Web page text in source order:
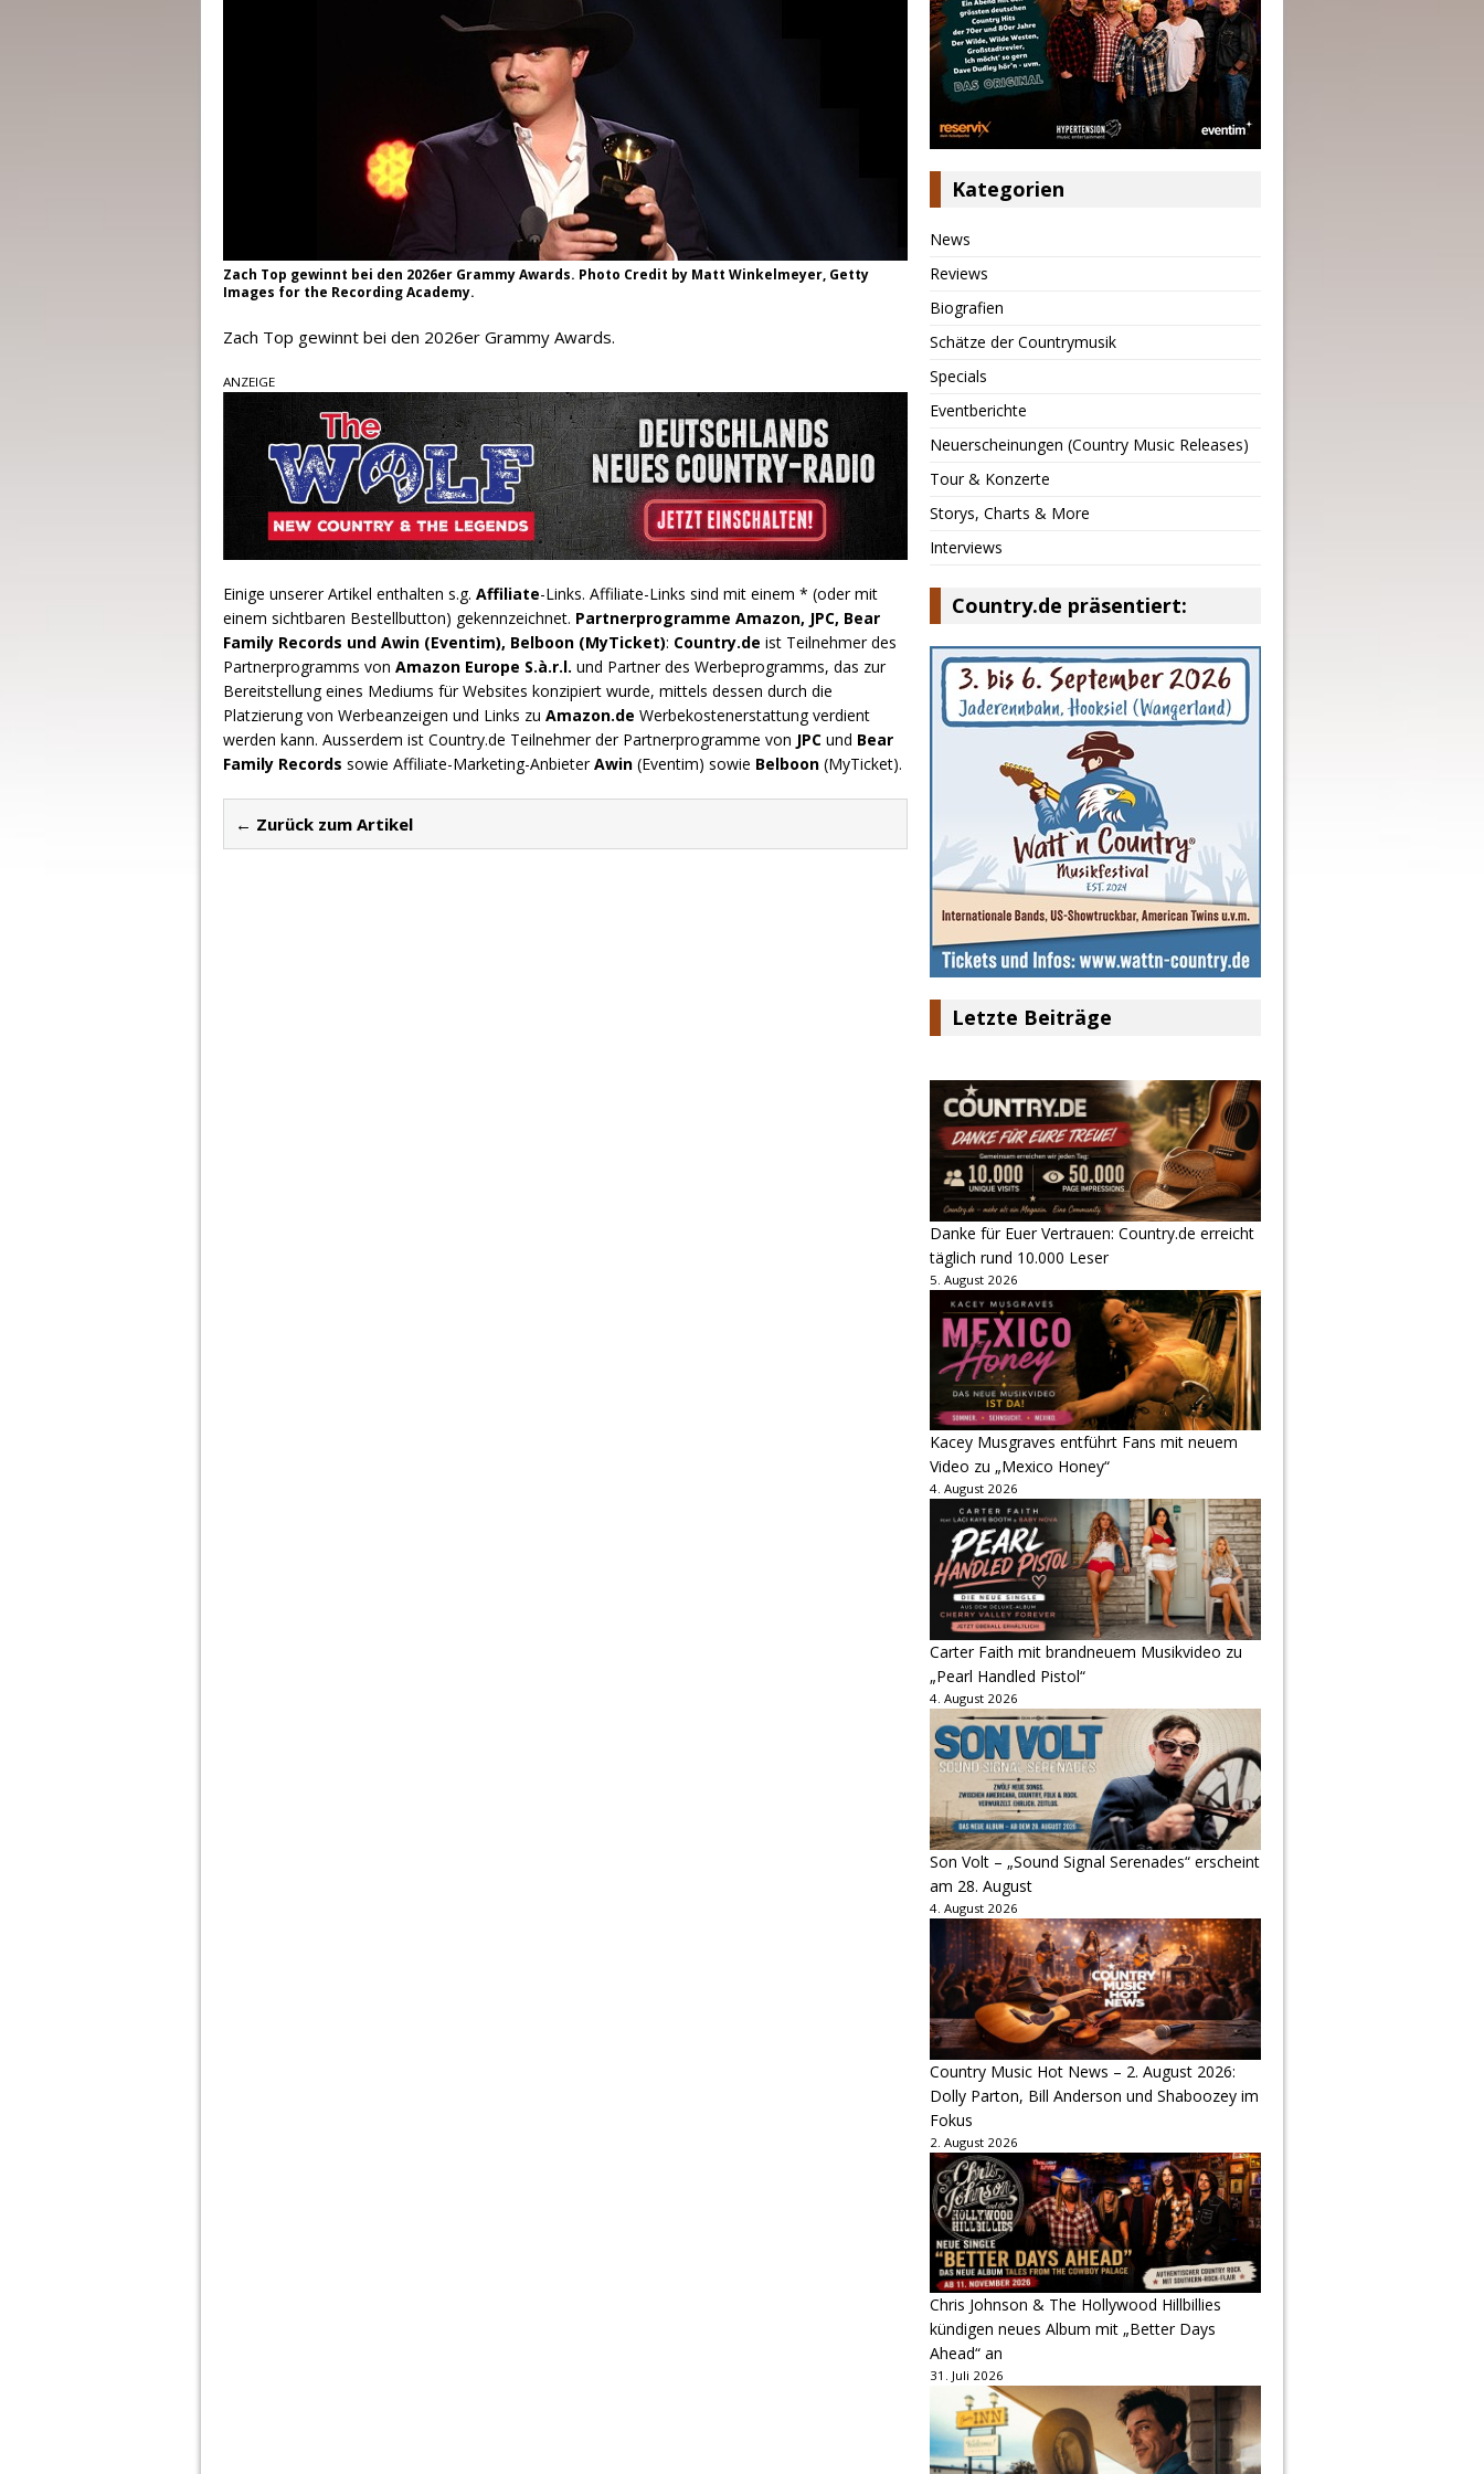
Zach Top gewinnt bei den 2026er Grammy Awards. Photo Credit by Matt Winkelmeyer, Getty
Images for the Recording Academy.
Zach Top gewinnt bei den 2026er Grammy Awards.
ANZEIGE
Einige unserer Artikel enthalten s.g. Affiliate-Links. Affiliate-Links sind mit einem * (oder mit
einem sichtbaren Bestellbutton) gekennzeichnet. Partnerprogramme Amazon, JPC, Bear
Family Records und Awin (Eventim), Belboon (MyTicket): Country.de ist Teilnehmer des
Partnerprogramms von Amazon Europe S.à.r.l. und Partner des Werbeprogramms, das zur
Bereitstellung eines Mediums für Websites konzipiert wurde, mittels dessen durch die
Platzierung von Werbeanzeigen und Links zu Amazon.de Werbekostenerstattung verdient
werden kann. Ausserdem ist Country.de Teilnehmer der Partnerprogramme von JPC und Bear
Family Records sowie Affiliate-Marketing-AnbieterAwin (Eventim) sowie Belboon (MyTicket).
← Zurück zum Artikel
Kategorien
News
Reviews
Biografien
Schätze der Countrymusik
Specials
Eventberichte
Neuerscheinungen (Country Music Releases)
Tour & Konzerte
Storys, Charts & More
Interviews
Country.de präsentiert:
Letzte Beiträge
Danke für Euer Vertrauen: Country.de erreicht
täglich rund 10.000 Leser
5. August 2026
Kacey Musgraves entführt Fans mit neuem
Video zu „Mexico Honey“
4. August 2026
Carter Faith mit brandneuem Musikvideo zu
„Pearl Handled Pistol“
4. August 2026
Son Volt – „Sound Signal Serenades“ erscheint
am 28. August
4. August 2026
Country Music Hot News – 2. August 2026:
Dolly Parton, Bill Anderson und Shaboozey im
Fokus
2. August 2026
Chris Johnson & The Hollywood Hillbillies
kündigen neues Album mit „Better Days
Ahead“ an
31. Juli 2026